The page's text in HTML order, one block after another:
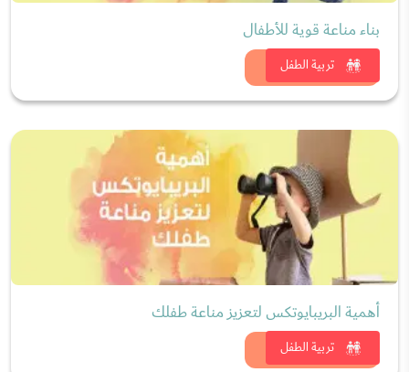
تربية الطفل
بناء مناعة قوية للأطفال
شاهد الان
تربية الطفل
أهمية البريبايوتكس لتعزيز مناعة طفلك
شاهد الان